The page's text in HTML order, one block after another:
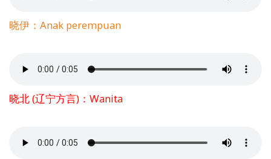
晓伊：Anak perempuan
晓北 (辽宁方言)：Wanita